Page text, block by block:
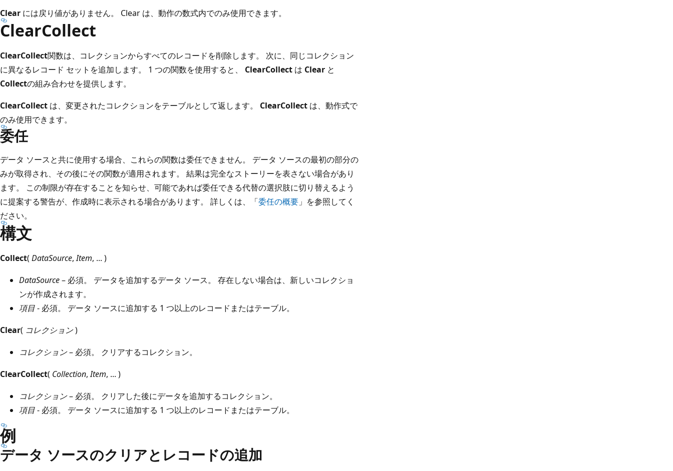
Clear には戻り値がありません。 Clear は、動作の数式内でのみ使用できます。
ClearCollect
ClearCollect関数は、コレクションからすべてのレコードを削除します。 次に、同じコレクション
に異なるレコード セットを追加します。 1 つの関数を使用すると、 ClearCollect は Clear と
Collectの組み合わせを提供します。
ClearCollect は、変更されたコレクションをテーブルとして返します。 ClearCollect は、動作式で
のみ使用できます。
委任
データ ソースと共に使用する場合、これらの関数は委任できません。 データ ソースの最初の部分の
みが取得され、その後にその関数が適用されます。 結果は完全なストーリーを表さない場合があり
ます。 この制限が存在することを知らせ、可能であれば委任できる代替の選択肢に切り替えるよう
に提案する警告が、作成時に表示される場合があります。 詳しくは、「委任の概要 」を参照してく
ださい。
構文
Collect( DataSource,Item, ... )
DataSource– 必須。 データを追加するデータ ソース。 存在しない場合は、新しいコレクショ
ンが作成されます。
項目- 必須。 データ ソースに追加する 1 つ以上のレコードまたはテーブル。
Clear( コレクション)
コレクション– 必須。 クリアするコレクション。
ClearCollect( Collection,Item, ... )
コレクション– 必須。 クリアした後にデータを追加するコレクション。
項目- 必須。 データ ソースに追加する 1 つ以上のレコードまたはテーブル。
例
データ ソースのクリアとレコードの追加